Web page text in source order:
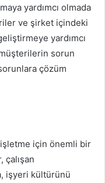
yardımcı olmada
ve şirket içindeki
yardımcı
sorun
çözüm
işletme için önemli bir
çalışan
işyeri kültürünü